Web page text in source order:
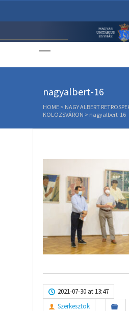
Unitárius
nagyalbert-16
HOME > NAGY ALBERT
KOLOZSVÁRON > nagyalbert-16
2021-07-30 at 13:47
Szerkesztok